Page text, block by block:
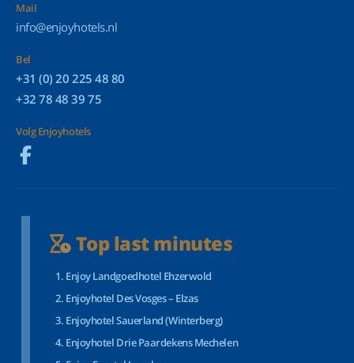
Mail
info@enjoyhotels.nl
Bel
+31 (0) 20 225 48 80
+32 78 48 39 75
Volg Enjoyhotels
Top last minutes
Enjoy Landgoedhotel Ehzerwold
Enjoyhotel Des Vosges – Elzas
Enjoyhotel Sauerland (Winterberg)
Enjoyhotel Drie Paardekens Mechelen